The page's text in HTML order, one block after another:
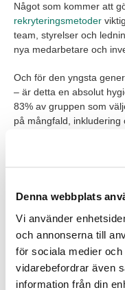
Denna webbplats
Vi använder
och annonserna till
för sociala medier
vidarebefordrar även
information från din
Något som kommer att
rekryteringsmetoder
team, styrelser och
nya medarbetare och
Och för den yngsta
– är detta en absolut
83% av gruppen som
på mångfald, inkludering